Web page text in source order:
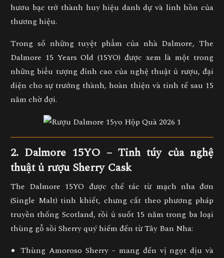
hươu bạc trở thành huy hiệu danh dự và linh hồn của
thương hiệu.
Trong số những tuyệt phẩm của nhà Dalmore, The
Dalmore 15 Years Old (15YO) được xem là một trong
những biểu tượng đỉnh cao của nghệ thuật ủ rượu, đại
diện chosự trưởng thành, hoàn thiện và tinh tế sau 15
năm chờ đợi.
2. Dalmore 15YO – Tinh túy của nghệ
thuật ủ rượu Sherry Cask
The Dalmore 15YO được chế tác từ mạch nha đơn
(Single Malt) tinh khiết, chưng cất theo phương pháp
truyền thống Scotland, rồi ủ suốt15 năm trong ba loại
thùng gỗ sồi Sherryquý hiếm đến từ Tây Ban Nha:
Thùng Amoroso Sherry– mang đến vị ngọt dịu và